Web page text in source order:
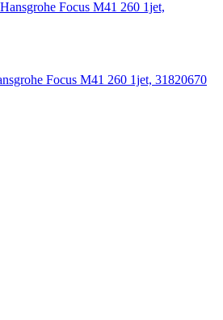
Focus M41 260 1jet, 31820670